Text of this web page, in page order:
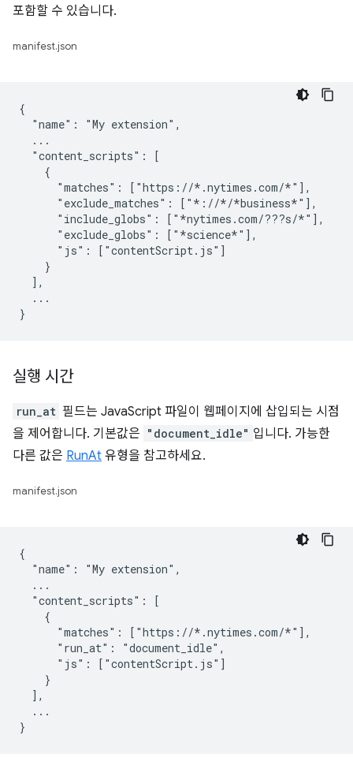
포함할 수 있습니다.
manifest.json
{
  "name": "My extension",
  ...
  "content_scripts": [
    {
      "matches": ["https://*.nytimes.com/*"],
      "exclude_matches": ["*://*/*business*"],
      "include_globs": ["*nytimes.com/???s/*"],
      "exclude_globs": ["*science*"],
      "js": ["contentScript.js"]
    }
  ],
  ...
실행 시간
run_at 필드는 JavaScript 파일이 웹페이지에 삽입되는 시점
을 제어합니다. 기본값은 "document_idle" 입니다. 가능한
다른 값은 RunAt 유형을 참고하세요.
manifest.json
{
  "name": "My extension",
  ...
  "content_scripts": [
    {
      "matches": ["https://*.nytimes.com/*"],
      "run_at": "document_idle",
      "js": ["contentScript.js"]
    }
  ],
  ...